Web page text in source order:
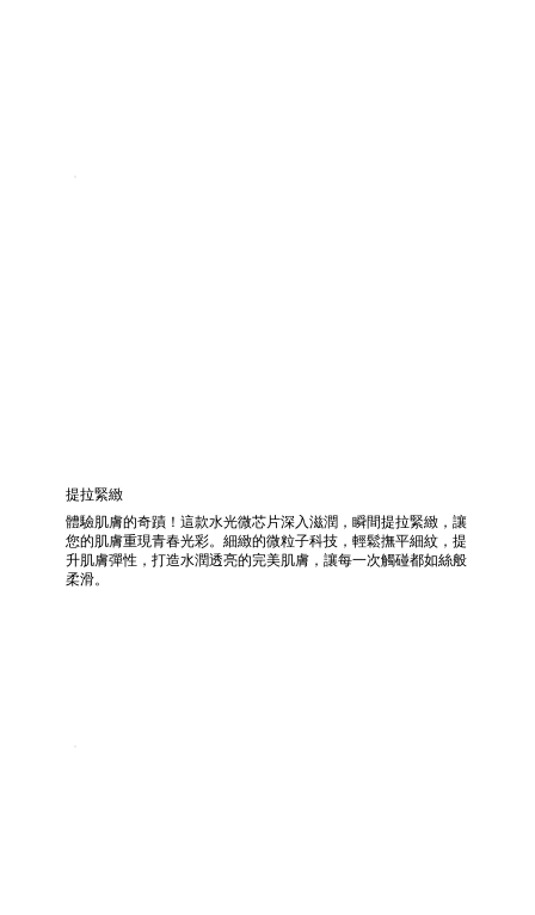
提拉緊緻
體驗肌膚的奇蹟！這款水光微芯片深入滋潤，瞬間提拉緊緻，讓
您的肌膚重現青春光彩。細緻的微粒子科技，輕鬆撫平細紋，提
升肌膚彈性，打造水潤透亮的完美肌膚，讓每一次觸碰都如絲般
柔滑。